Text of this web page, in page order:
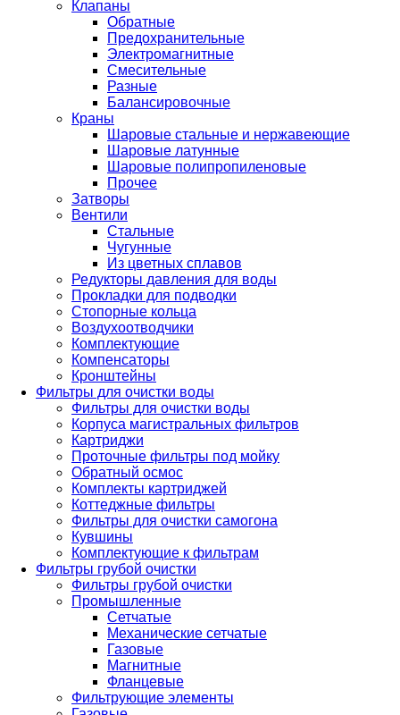
Клапаны
Обратные
Предохранительные
Электромагнитные
Смесительные
Разные
Балансировочные
Краны
Шаровые стальные и нержавеющие
Шаровые латунные
Шаровые полипропиленовые
Прочее
Затворы
Вентили
Стальные
Чугунные
Из цветных сплавов
Редукторы давления для воды
Прокладки для подводки
Стопорные кольца
Воздухоотводчики
Комплектующие
Компенсаторы
Кронштейны
Фильтры для очистки воды
Фильтры для очистки воды
Корпуса магистральных фильтров
Картриджи
Проточные фильтры под мойку
Обратный осмос
Комплекты картриджей
Коттеджные фильтры
Фильтры для очистки самогона
Кувшины
Комплектующие к фильтрам
Фильтры грубой очистки
Фильтры грубой очистки
Промышленные
Сетчатые
Механические сетчатые
Газовые
Магнитные
Фланцевые
Фильтрующие элементы